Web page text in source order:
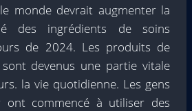
monde devrait augmenter la
des ingrédients de soins
de 2024. Les produits de
devenus une partie vitale
la vie quotidienne. Les gens
ont commencé à utiliser des